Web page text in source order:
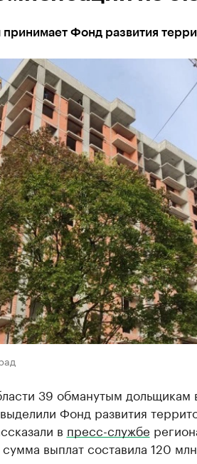
принимает Фонд развития
39 обманутым дольщикам
Фонд развития
в пресс-службе
выплат составила 120